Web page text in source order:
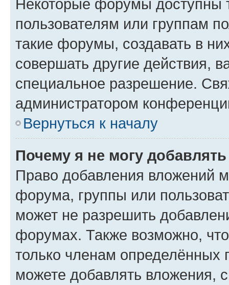
Некоторые форумы доступны
пользователям или группам
такие форумы, создавать в
совершать другие действия,
специальное разрешение.
администратором
Вернуться к началу
Почему я не могу
Право добавления вложений
форума, группы или
может не разрешить
форумах. Также возможно,
только членам определённых
можете добавлять вложения,